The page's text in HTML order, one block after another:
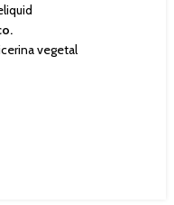
vegetal